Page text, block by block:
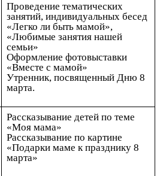
Проведение тематических
занятий, индивидуальных бесед
«Легко ли быть мамой»,
«Любимые занятия нашей
семьи»
Оформление фотовыставки
«Вместе с мамой»
Утренник, посвященный Дню 8
марта.
Рассказывание детей по теме
«Моя мама»
Рассказывание по картине
«Подарки маме к празднику 8
марта»